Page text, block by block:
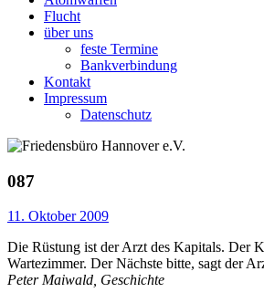
Flucht
über uns
feste Termine
Bankverbindung
Kontakt
Impressum
Datenschutz
087
11. Oktober 2009
Die Rüstung ist der Arzt des Kapitals. Der
Wartezimmer. Der Nächste bitte, sagt der
Peter Maiwald, Geschichte